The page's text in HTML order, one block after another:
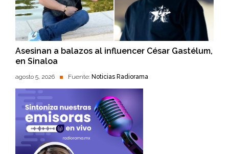
Asesinan a balazos al influencer César Gastélum,
en Sinaloa
agosto 5, 2026 Fuente: Noticias Radiorama